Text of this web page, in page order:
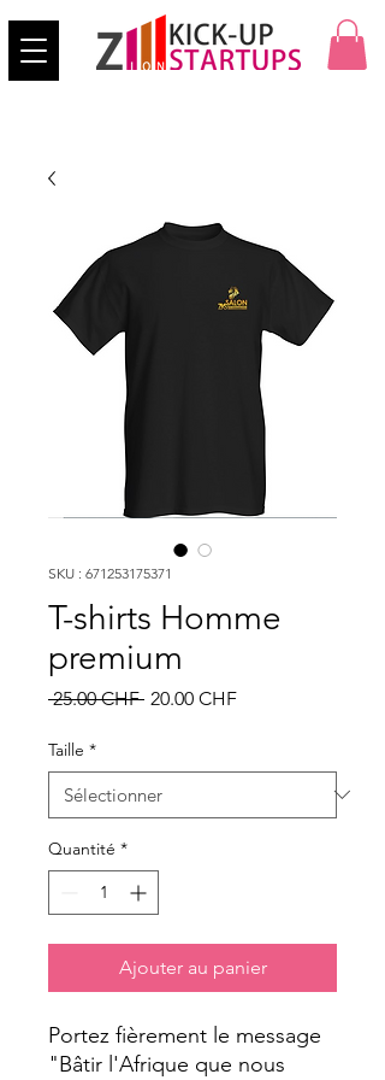
SKU : 671253175371
T-shirts Homme
premium
25.00 CHF Prix
20.00 CHFPrix
Taille *
Quantité *
Ajouter au panier
Portez fièrement le message
"Bâtir l'Afrique que nous